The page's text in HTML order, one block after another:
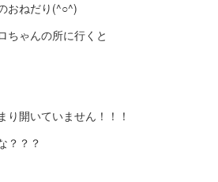
おねだり(^○^)
ちゃんの所に行くと
開いていません！！！
？？？